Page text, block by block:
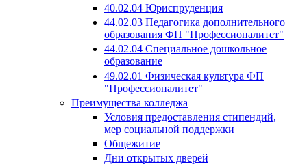
40.02.04 Юриспруденция
44.02.03 Педагогика дополнительного
образования ФП "Профессионалитет"
44.02.04 Специальное дошкольное
образование
49.02.01 Физическая культура ФП
"Профессионалитет"
Преимущества колледжа
Условия предоставления стипендий,
мер социальной поддержки
Общежитие
Дни открытых дверей